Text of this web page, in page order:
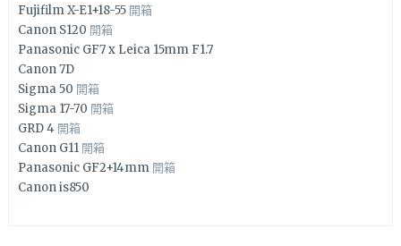
Fujifilm X-E1+18-55 開箱
Canon S120 開箱
Panasonic GF7 x Leica 15mm F1.7
Canon 7D
Sigma 50 開箱
Sigma 17-70 開箱
GRD 4 開箱
Canon G11 開箱
Panasonic GF2+14mm 開箱
Canon is850